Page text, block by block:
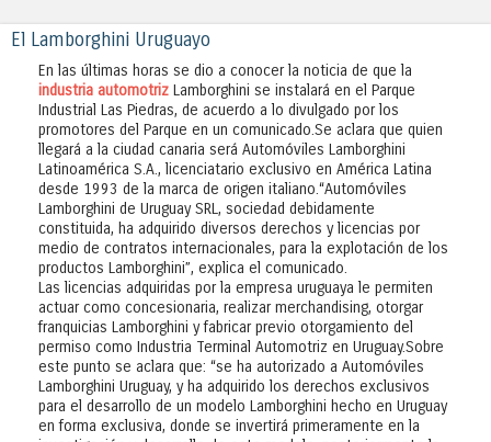
El Lamborghini Uruguayo
En las últimas horas se dio a conocer la noticia de que la
industria automotriz Lamborghini se instalará en el Parque
Industrial Las Piedras, de acuerdo a lo divulgado por los
promotores del Parque en un comunicado.Se aclara que quien
llegará a la ciudad canaria será Automóviles Lamborghini
Latinoamérica S.A., licenciatario exclusivo en América Latina
desde 1993 de la marca de origen italiano.“Automóviles
Lamborghini de Uruguay SRL, sociedad debidamente
constituida, ha adquirido diversos derechos y licencias por
medio de contratos internacionales, para la explotación de los
productos Lamborghini”, explica el comunicado.
Las licencias adquiridas por la empresa uruguaya le permiten
actuar como concesionaria, realizar merchandising, otorgar
franquicias Lamborghini y fabricar previo otorgamiento del
permiso como Industria Terminal Automotriz en Uruguay.Sobre
este punto se aclara que: “se ha autorizado a Automóviles
Lamborghini Uruguay, y ha adquirido los derechos exclusivos
para el desarrollo de un modelo Lamborghini hecho en Uruguay
en forma exclusiva, donde se invertirá primeramente en la